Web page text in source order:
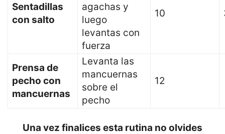
Sentadillas
con salto
agachas y
luego
levantas con
fuerza
10
Prensa de
pecho con
mancuernas
Levanta las
mancuernas
sobre el
pecho
12
Una vez finalices esta rutina no olvides